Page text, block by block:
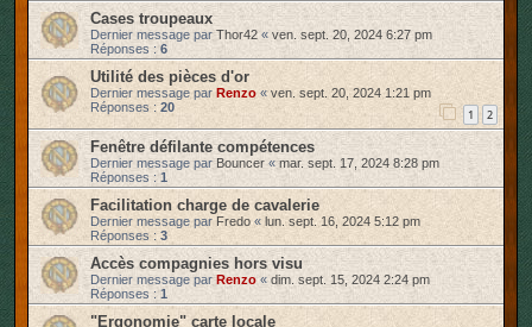
Cases troupeaux
Dernier message parThor42 « ven. sept. 20, 2024 6:27 pm
Réponses : 6
Utilité des pièces d'or
Dernier message par Renzo «ven. sept. 20, 2024 1:21 pm
Réponses : 20 1 2
Fenêtre défilante compétences
Dernier message parBouncer «mar. sept. 17, 2024 8:28 pm
Réponses : 1
Facilitation charge de cavalerie
Dernier message par Fredo« lun. sept. 16, 2024 5:12 pm
Réponses : 3
Accès compagnies hors visu
Dernier message parRenzo « dim. sept. 15, 2024 2:24 pm
Réponses : 1
"Ergonomie" carte locale